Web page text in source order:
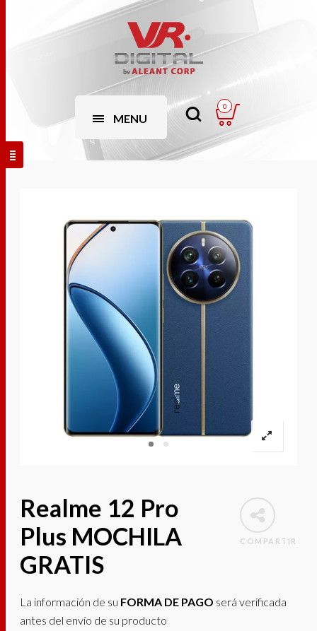
MENU
0
COMPARTIR
Realme 12 Pro
Plus MOCHILA
GRATIS
La información de su FORMA DE PAGO será verificada
antes del envío de su producto